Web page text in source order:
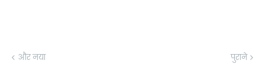
और नया पुराने